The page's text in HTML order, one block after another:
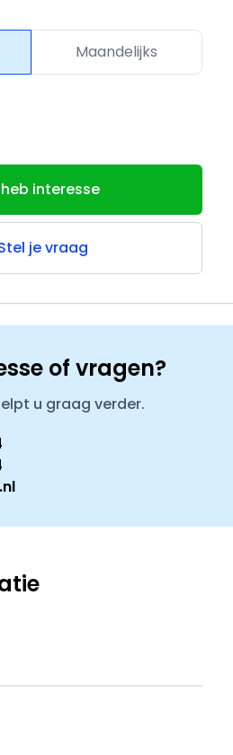
Maandelijks
interesse
je vraag
of vragen?
u graag verder.